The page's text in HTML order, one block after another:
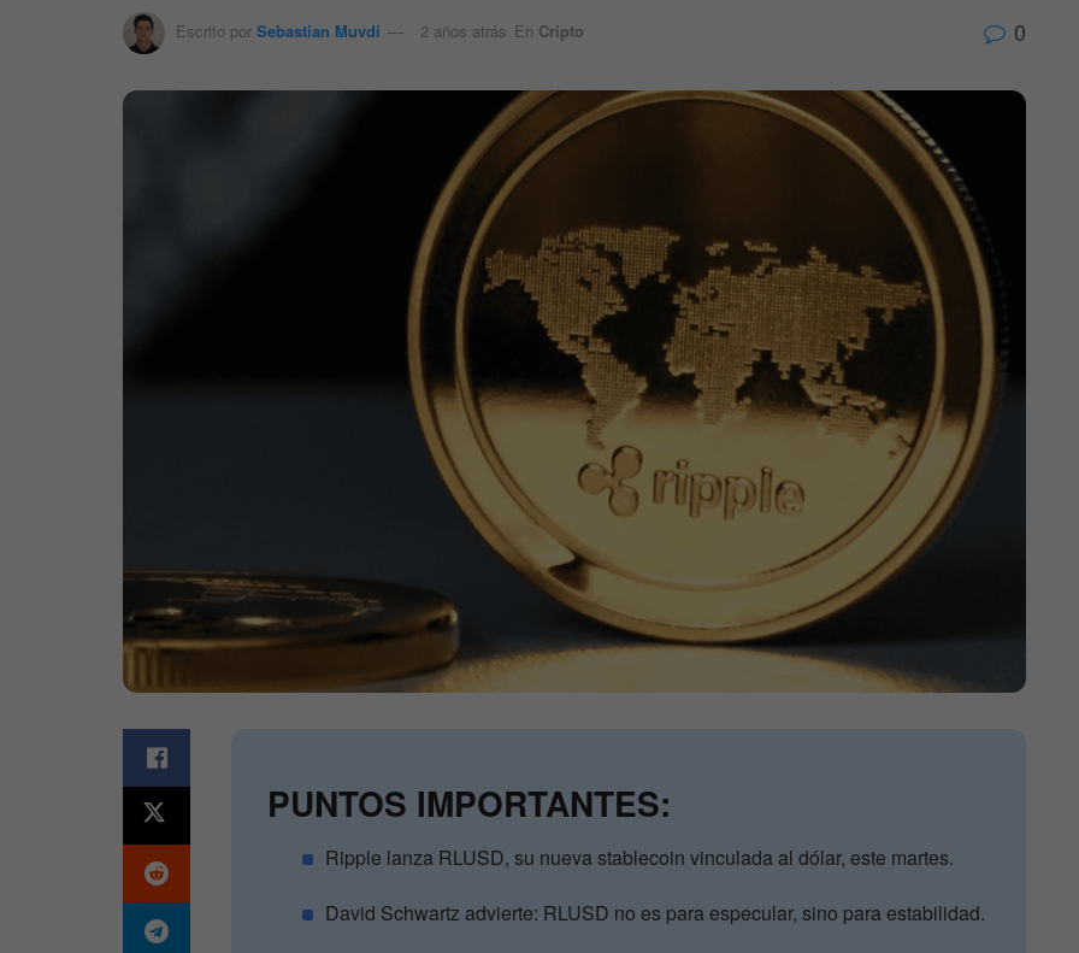
Escrito por Sebastian Muvdi 2 años atrás En Cripto 0
PUNTOS IMPORTANTES:
Ripple lanza RLUSD, su nueva stablecoin vinculada al dólar, este martes.
David Schwartz advierte: RLUSD no es para especular, sino para estabilidad.